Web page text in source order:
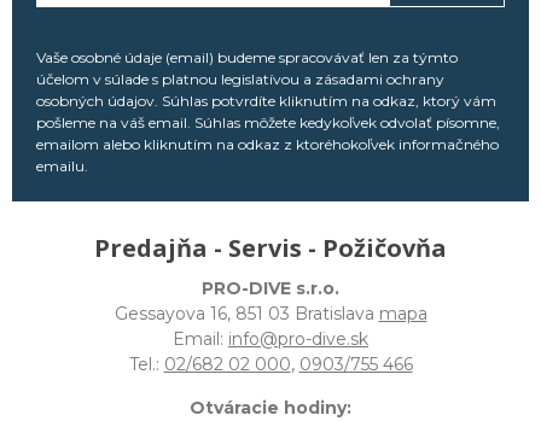
Vaše osobné údaje (email) budeme spracovávať len za týmto
účelom v súlade s platnou legislatívou a zásadami ochrany
osobných údajov. Súhlas potvrdíte kliknutím na odkaz, ktorý vám
pošleme na váš email. Súhlas môžete kedykoľvek odvolať písomne,
emailom alebo kliknutím na odkaz z ktoréhokoľvek informačného
emailu.
Predajňa - Servis - Požičovňa
PRO-DIVE s.r.o.
Gessayova 16, 851 03 Bratislava mapa
Email: info@pro-dive.sk
Tel.: 02/682 02 000, 0903/755 466
Otváracie hodiny: